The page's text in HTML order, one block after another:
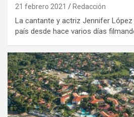
21 febrero 2021 Redacción
La cantante y actriz Jennifer
país desde hace varios días